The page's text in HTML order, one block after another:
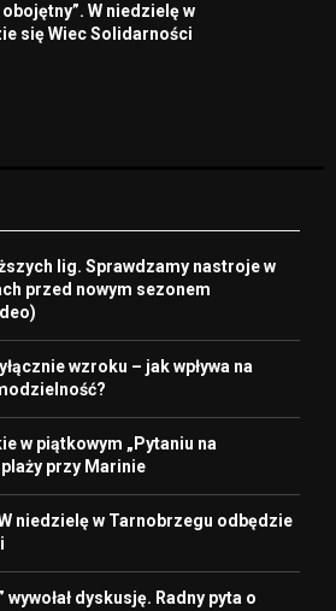
obojętny”. W niedzielę w
się Wiec Solidarności
lig. Sprawdzamy nastroje w
przed nowym sezonem
wzroku – jak wpływa na
w piątkowym „Pytaniu na
przy Marinie
niedzielę w Tarnobrzegu odbędzie
dyskusję. Radny pyta o